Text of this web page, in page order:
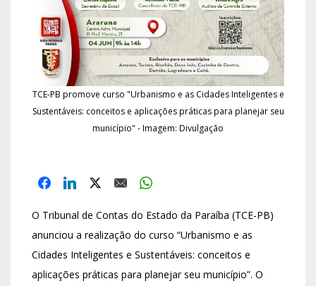
TCE-PB promove curso "Urbanismo e as Cidades Inteligentes e
Sustentáveis: conceitos e aplicações práticas para planejar seu
município" - Imagem: Divulgação
O Tribunal de Contas do Estado da Paraíba (TCE-PB)
anunciou a realização do curso “Urbanismo e as
Cidades Inteligentes e Sustentáveis: conceitos e
aplicações práticas para planejar seu município”. O